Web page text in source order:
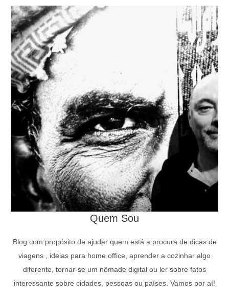
–
O
encontro
Quem Sou
Blog com propósito de ajudar quem está a procura de dicas de
viagens , ideias para home office, aprender a cozinhar algo
diferente, tornar-se um nômade digital ou ler sobre fatos
interessante sobre cidades, pessoas ou países. Vamos por aí!